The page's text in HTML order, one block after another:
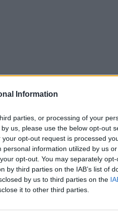
Information
parties, or processing of your
us, please use the below opt-out
opt-out request is processed
information utilized by us
opt-out. You may separately
by third parties on the IAB’s list of
by us to third parties on the
it to other third parties.